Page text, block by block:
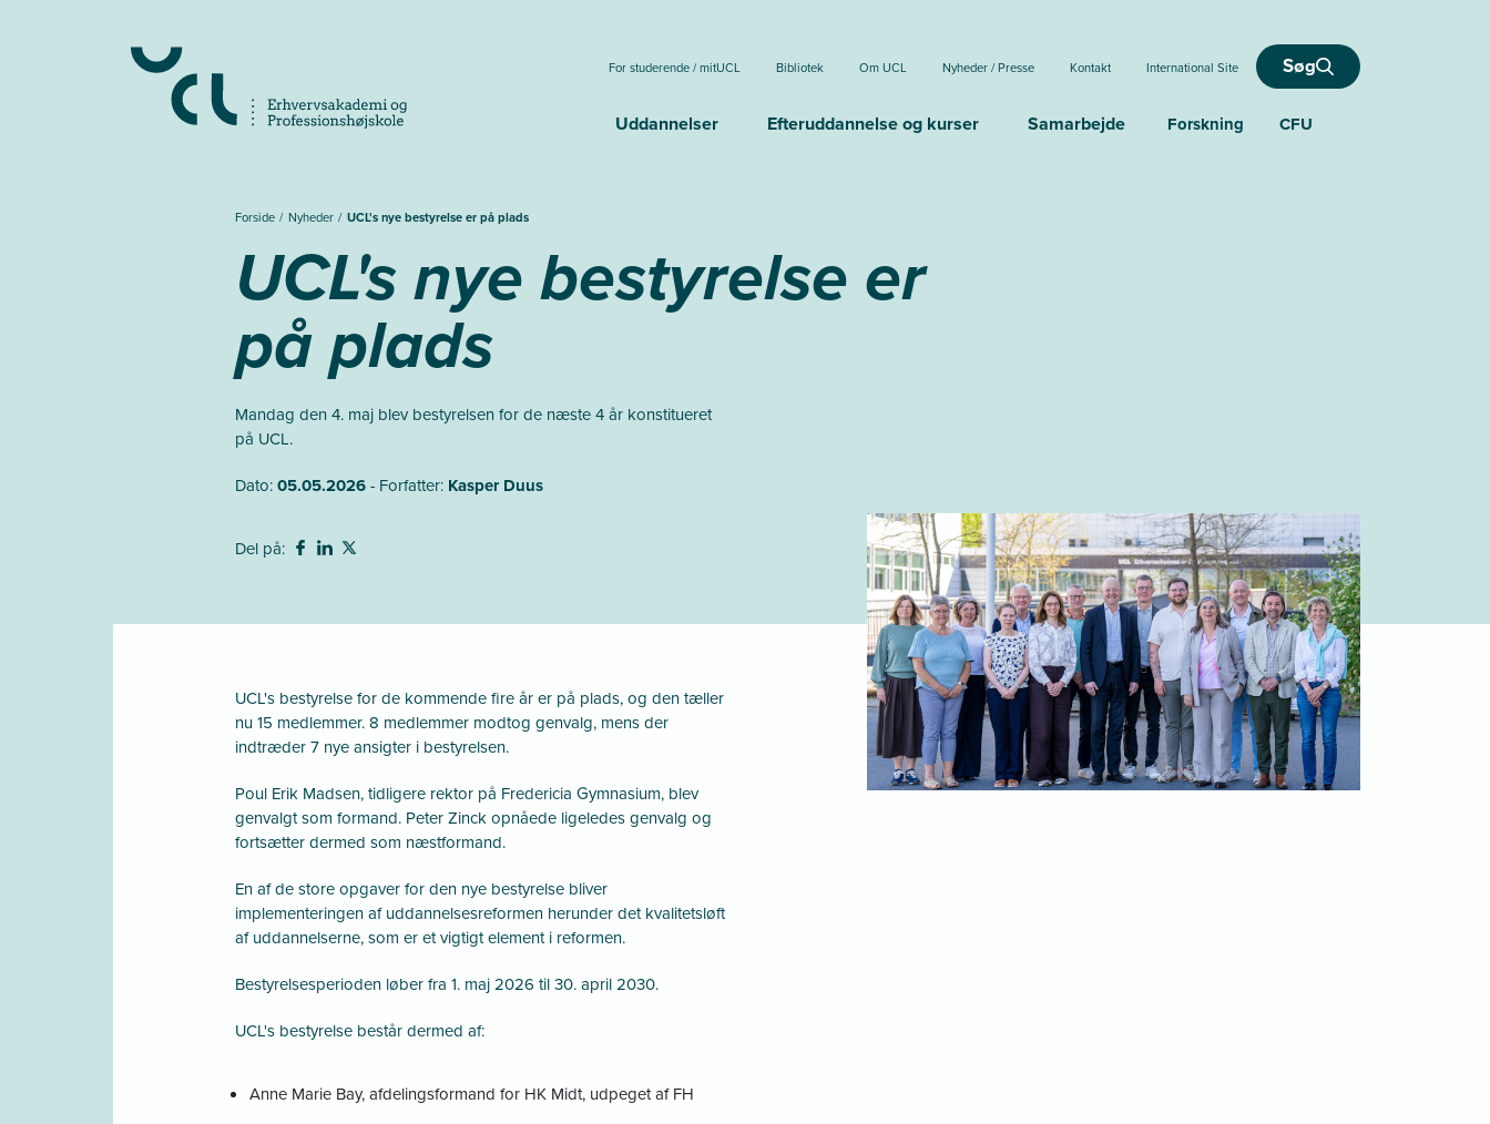
For studerende / mitUCL Bibliotek Om UCL Nyheder / Presse Kontakt International Site Søg
Uddannelser Efteruddannelse og kurser Samarbejde Forskning CFU
Forside Nyheder UCL's nye bestyrelse er på plads
UCL's nye bestyrelse er
på plads
Mandag den 4. maj blev bestyrelsen for de næste 4 år konstitueret
på UCL.
Dato:05.05.2026- Forfatter: Kasper Duus
Del på:
UCL's bestyrelse for de kommende fire år er på plads, og den tæller
nu 15 medlemmer. 8 medlemmer modtog genvalg, mens der
indtræder 7 nye ansigter i bestyrelsen.
Poul Erik Madsen, tidligere rektor på Fredericia Gymnasium, blev
genvalgt som formand. Peter Zinck opnåede ligeledes genvalg og
fortsætter dermed som næstformand.
En af de store opgaver for den nye bestyrelse bliver
implementeringen af uddannelsesreformen herunder det kvalitetsløft
af uddannelserne, som er et vigtigt element i reformen.
Bestyrelsesperioden løber fra 1. maj 2026 til 30. april 2030.
UCL's bestyrelse består dermed af:
Anne Marie Bay, afdelingsformand for HK Midt, udpeget af FH